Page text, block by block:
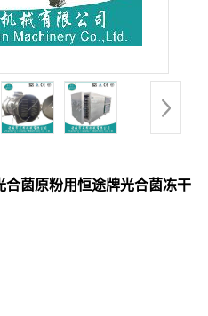
合菌原粉用恒途牌光合菌冻干